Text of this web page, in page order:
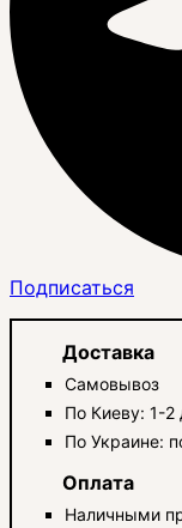
Подписаться
Доставка
Самовывоз
По Киеву: 1-2
По Украине:
Оплата
Наличными